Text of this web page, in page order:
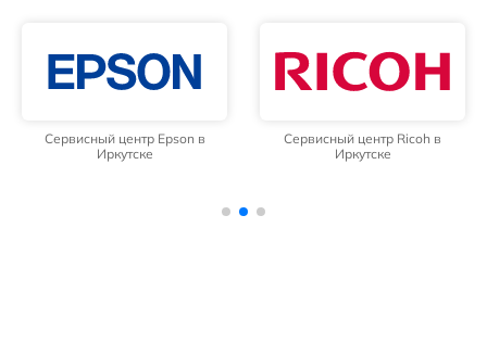
Сервисный центр Epson в
Иркутске
Сервисный центр Ricoh в
Иркутске